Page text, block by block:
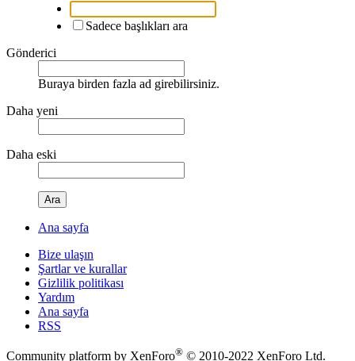
Sadece başlıkları ara
Gönderici
Buraya birden fazla ad girebilirsiniz.
Daha yeni
Daha eski
Ara
Ana sayfa
Bize ulaşın
Şartlar ve kurallar
Gizlilik politikası
Yardım
Ana sayfa
RSS
Community platform by XenForo® © 2010-2022 XenForo Ltd.